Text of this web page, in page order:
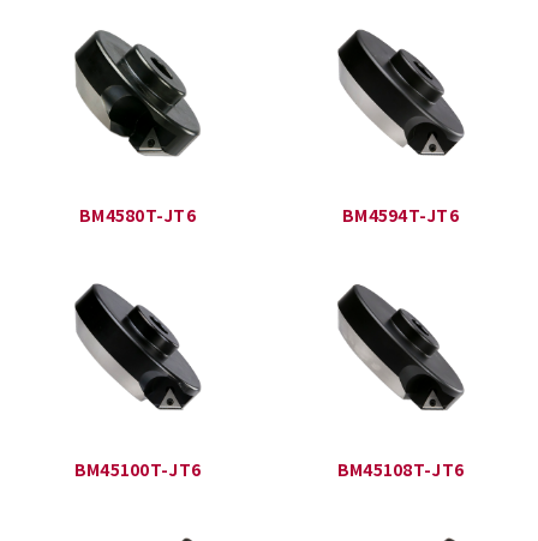
BM4580T-JT6 BM4594T-JT6
BM45100T-JT6 BM45108T-JT6